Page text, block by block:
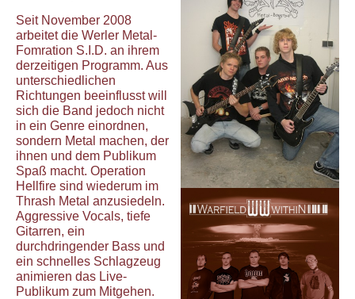
Seit November 2008
arbeitet die Werler Metal-
Fomration S.I.D. an ihrem
derzeitigen Programm. Aus
unterschiedlichen
Richtungen beeinflusst will
sich die Band jedoch nicht
in ein Genre einordnen,
sondern Metal machen, der
ihnen und dem Publikum
Spaß macht. Operation
Hellfire sind wiederum im
Thrash Metal anzusiedeln.
Aggressive Vocals, tiefe
Gitarren, ein
durchdringender Bass und
ein schnelles Schlagzeug
animieren das Live-
Publikum zum Mitgehen.